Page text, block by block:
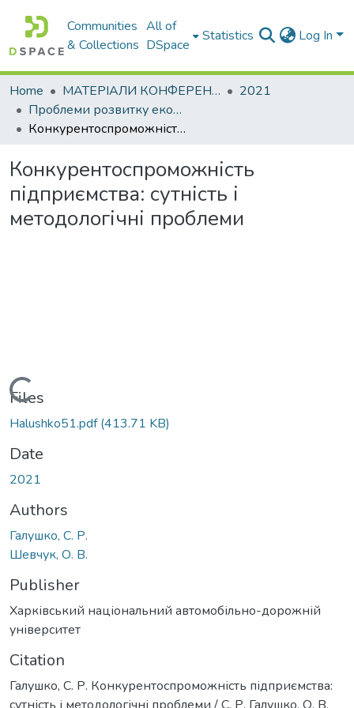
Communities
& Collections
All of
DSpace
Statistics Log In
Home МАТЕРІАЛИ КОНФЕРЕНЦІЙ
2021
Проблеми розвитку економіки підприємства: погляд молоді
Конкурентоспроможність підприємства: сутність і методологічні проблеми
Конкурентоспроможність
підприємства: сутність і
методологічні проблеми
Loading...
Files
Halushko51.pdf(413.71 KB)
Date
2021
Authors
Галушко, С. Р.
Шевчук, О. В.
Publisher
Харківський національний автомобільно-дорожній
університет
Citation
Галушко, С. Р. Конкурентоспроможність підприємства: